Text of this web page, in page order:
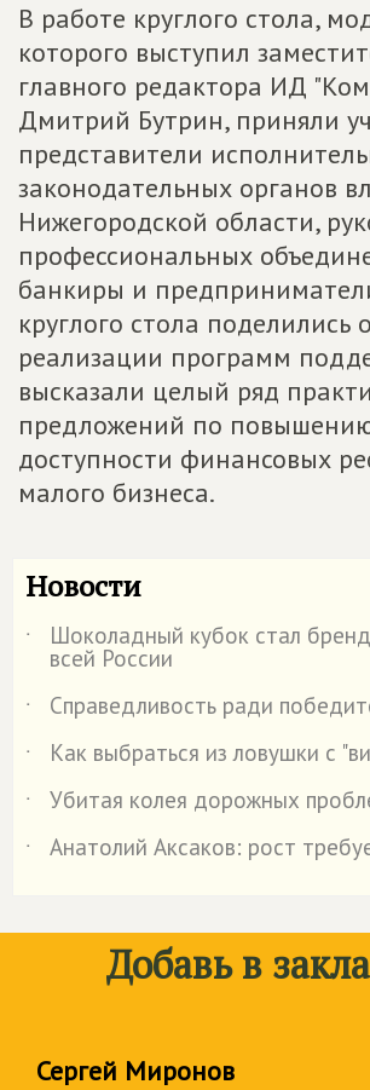
В работе круглого стола,
которого выступил
главного редактора ИД
Дмитрий Бутрин, приняли
представители
законодательных органов
Нижегородской области,
профессиональных
банкиры и
круглого стола поделились
реализации программ
высказали целый ряд
предложений по
доступности финансовых
малого бизнеса.
Новости
˙ Шоколадный кубок стал
всей России
˙
Справедливость ради
˙
Как выбраться из ловушки с
˙
Убитая колея дорожных
˙
Анатолий Аксаков: рост
Добавь в
Сергей Миронов